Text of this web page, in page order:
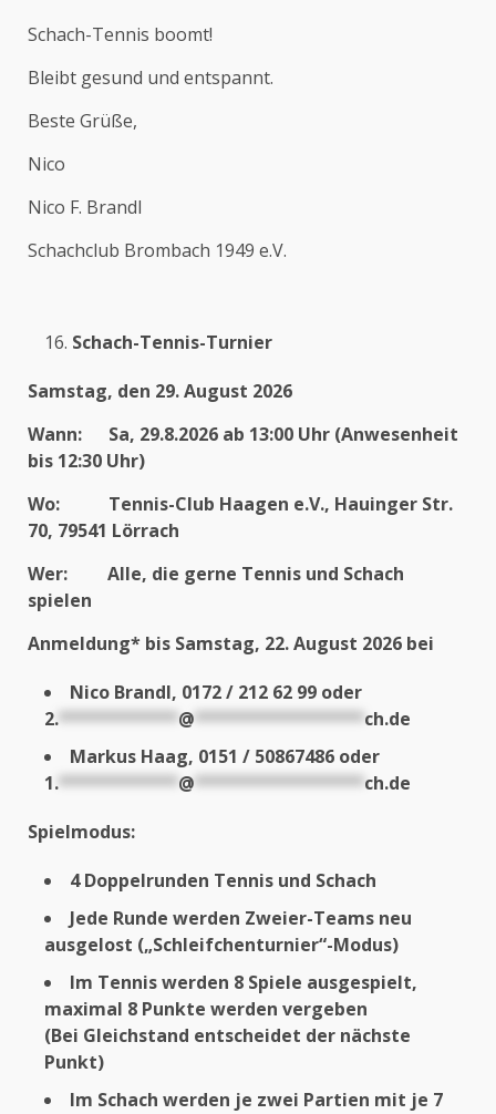
Schach-Tennis boomt!
Bleibt gesund und entspannt.
Beste Grüße,
Nico
Nico F. Brandl
Schachclub Brombach 1949 e.V.
Schach-Tennis-Turnier
Samstag, den 29. August 2026
Wann: Sa, 29.8.2026 ab 13:00 Uhr (Anwesenheit
bis 12:30 Uhr)
Wo: Tennis-Club Haagen e.V., Hauinger Str.
70, 79541 Lörrach
Wer: Alle, die gerne Tennis und Schach
spielen
Anmeldung* bis Samstag, 22. August 2026 bei
Nico Brandl, 0172 / 212 62 99 oder
2.************ @***************** ch.de
Markus Haag, 0151 / 50867486 oder
1.************ @***************** ch.de
Spielmodus:
4 Doppelrunden Tennis und Schach
Jede Runde werden Zweier-Teams neu
ausgelost („Schleifchenturnier“-Modus)
Im Tennis werden 8 Spiele ausgespielt,
maximal 8 Punkte werden vergeben
(Bei Gleichstand entscheidet der nächste
Punkt)
Im Schach werden je zwei Partien mit je 7